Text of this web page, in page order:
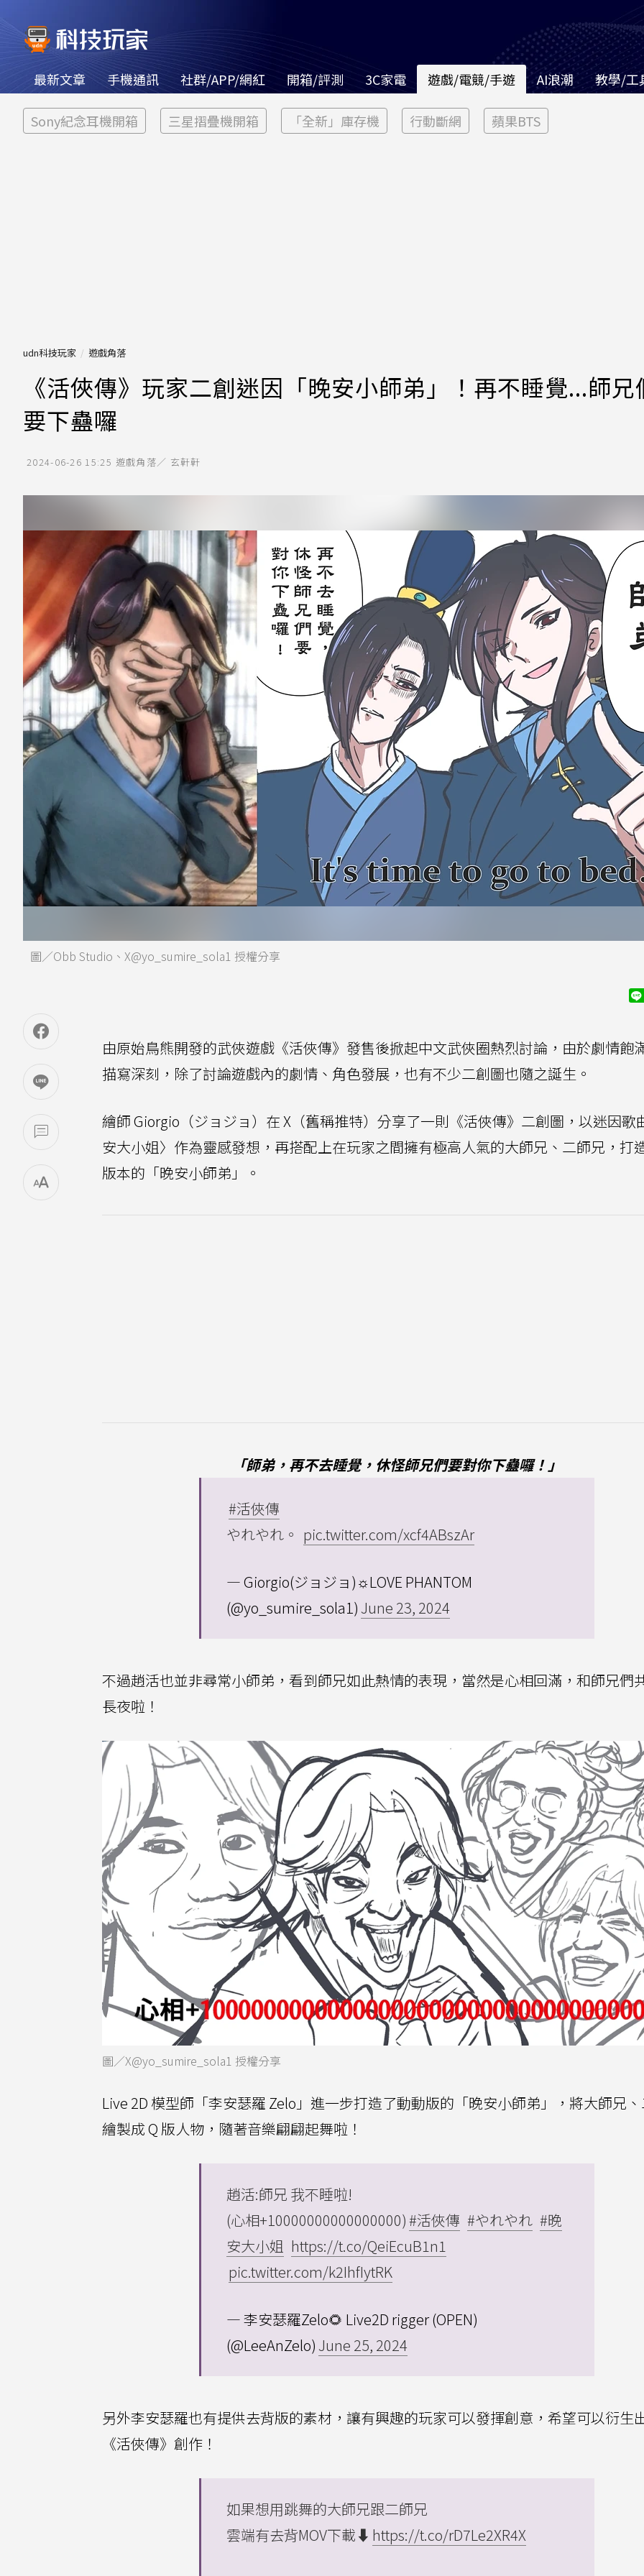
最新文章 手機通訊 社群/APP/網紅 開箱/評測 3C家電 遊戲/電競/手遊 AI浪潮 教學/工
Sony紀念耳機開箱 三星摺疊機開箱 「全新」庫存機 行動斷網 蘋果BTS
udn科技玩家 遊戲角落
《活俠傳》玩家二創迷因「晚安小師弟」！再不睡覺...師兄
要下蠱囉
2024-06-26 15:25 遊戲角落／ 玄軒軒
圖／Obb Studio、X@yo_sumire_sola1 授權分享
由原始鳥熊開發的武俠遊戲《活俠傳》發售後掀起中文武俠圈熱烈討論，由於劇情飽
描寫深刻，除了討論遊戲內的劇情、角色發展，也有不少二創圖也隨之誕生。
繪師 Giorgio（ジョジョ）在 X（舊稱推特）分享了一則《活俠傳》二創圖，以迷因歌
安大小姐〉作為靈感發想，再搭配上在玩家之間擁有極高人氣的大師兄、二師兄，打
版本的「晚安小師弟」。
「師弟，再不去睡覺，休怪師兄們要對你下蠱囉！」
#活俠傳
やれやれ。 pic.twitter.com/xcf4ABszAr
— Giorgio(ジョジョ)☼LOVE PHANTOM
(@yo_sumire_sola1) June 23, 2024
不過趙活也並非尋常小師弟，看到師兄如此熱情的表現，當然是心相回滿，和師兄們
長夜啦！
圖／X@yo_sumire_sola1 授權分享
Live 2D 模型師「李安瑟羅 Zelo」進一步打造了動動版的「晚安小師弟」，將大師兄
繪製成 Q 版人物，隨著音樂翩翩起舞啦！
趙活:師兄 我不睡啦!
(心相+10000000000000000)#活俠傳 #やれやれ #晚
安大小姐 https://t.co/QeiEcuB1n1
pic.twitter.com/k2IhfIytRK
— 李安瑟羅Zelo🌻 Live2D rigger (OPEN)
(@LeeAnZelo) June 25, 2024
另外李安瑟羅也有提供去背版的素材，讓有興趣的玩家可以發揮創意，希望可以衍生
《活俠傳》創作！
如果想用跳舞的大師兄跟二師兄
雲端有去背MOV下載⬇️ https://t.co/rD7Le2XR4X